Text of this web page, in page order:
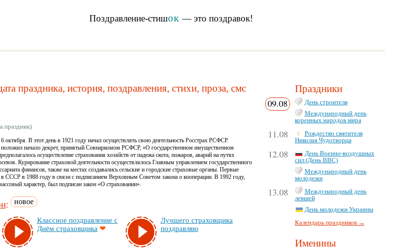
Поздравление-стишок — это поздравок!
праздника, история, поздравления, стихи, проза, смс
праздник)
октября. В этот день в 1921 году начал осуществлять свою деятельность Росстрах РСФСР.
начало декрет, принятый Совнаркомом РСФСР, «О государственном имущественном
осуществление страхования хозяйств от падежа скота, пожаров, аварий на путях
Курирование страховой деятельности осуществлялось Главным управлением государственного
финансов, также на местах создавались сельские и городские страховые органы. Первые
СССР в 1988 году в связи с подписанием Верховным Советом закона о кооперации. В 1992 году,
характер, был подписан закон «О страховании».
: новое
Клас­сное поз­драв­ле­ние с
Днём стра­хов­щи­ка ❤
Луч­ше­го стра­хов­щи­ка
поз­драв­ляю
Праздники
09.08
День строителя
Международный день
коренных народов мира
11.08
Рождество святителя
Николая Чудотворца
12.08
День Военно-воздушных
сил (День ВВС)
Международный день
молодежи
13.08
Международный день
левшей
День молодежи Украины
Календарь праздников →
Именины